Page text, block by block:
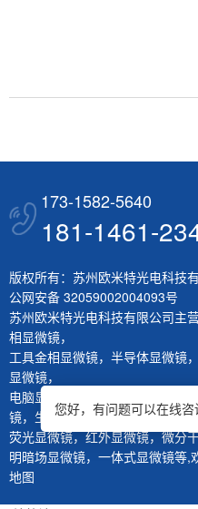
173-1582-5640
181-1461-
版权所有：苏州欧米特光电科技
公网安备 32059002004093号
苏州欧米特光电科技有限公司主
相显微镜，
工具金相显微镜， 半导体显微镜，
显微镜，
电脑显微镜
镜， 生物显微镜，
荧光显微镜，红外显微镜，微分
明暗场显微镜， 一体式显微镜等,
地图
您好，有问题可以在线咨